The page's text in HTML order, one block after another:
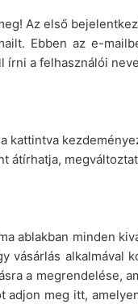
Az első
Ebben az e-
írni a felhasználói
ablakban minden
alkalmával
a megrendelése,
meg itt,